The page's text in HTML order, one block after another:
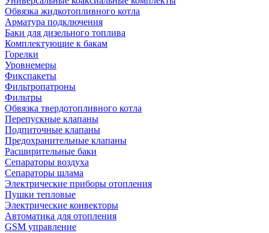
Обвязка жидкотопливного котла
Арматура подключения
Баки для дизельного топлива
Комплектующие к бакам
Горелки
Уровнемеры
Фикспакеты
Фильтропатроны
Фильтры
Обвязка твердотопливного котла
Перепускные клапаны
Подпиточные клапаны
Предохранительные клапаны
Расширительные баки
Сепараторы воздуха
Сепараторы шлама
Электрические приборы отопления
Пушки тепловые
Электрические конвекторы
Автоматика для отопления
GSM управление